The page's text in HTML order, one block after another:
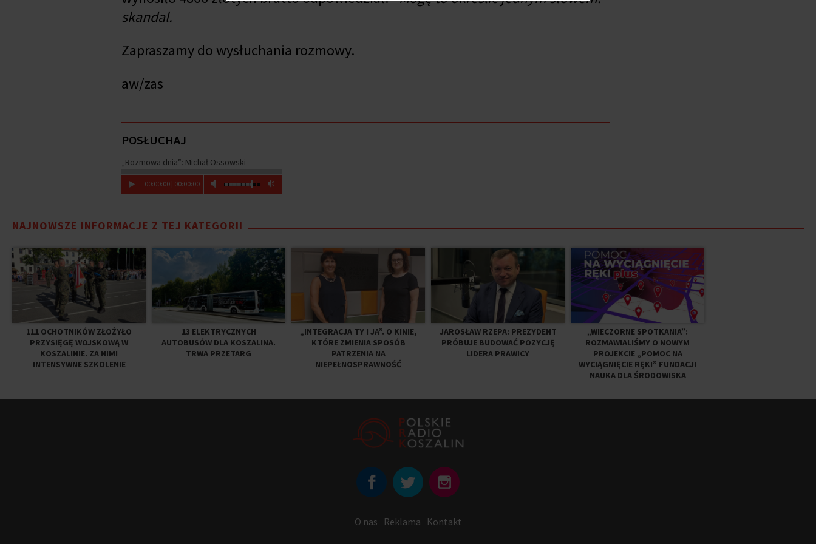
skandal.
Zapraszamy do wysłuchania rozmowy.
aw/zas
POSŁUCHAJ
„Rozmowa dnia”: Michał Ossowski
00:00:00| 00:00:00
NAJNOWSZE INFORMACJE Z TEJ KATEGORII
111 OCHOTNIKÓW ZŁOŻYŁO
PRZYSIĘGĘ WOJSKOWĄ W
KOSZALINIE. ZA NIMI
INTENSYWNE SZKOLENIE
13 ELEKTRYCZNYCH
AUTOBUSÓW DLA KOSZALINA.
TRWA PRZETARG
„INTEGRACJA TY I JA”. O KINIE,
KTÓRE ZMIENIA SPOSÓB
PATRZENIA NA
NIEPEŁNOSPRAWNOŚĆ
JAROSŁAW RZEPA: PREZYDENT
PRÓBUJE BUDOWAĆ POZYCJĘ
LIDERA PRAWICY
„WIECZORNE SPOTKANIA”:
ROZMAWIALIŚMY O NOWYM
PROJEKCIE „POMOC NA
WYCIĄGNIĘCIE RĘKI” FUNDACJI
NAUKA DLA ŚRODOWISKA
O nas Reklama Kontakt